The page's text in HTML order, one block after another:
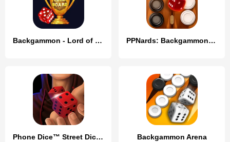
Backgammon - Lord of the Board PPNards: Backgammon board game
Phone Dice™ Street Dice Game Backgammon Arena